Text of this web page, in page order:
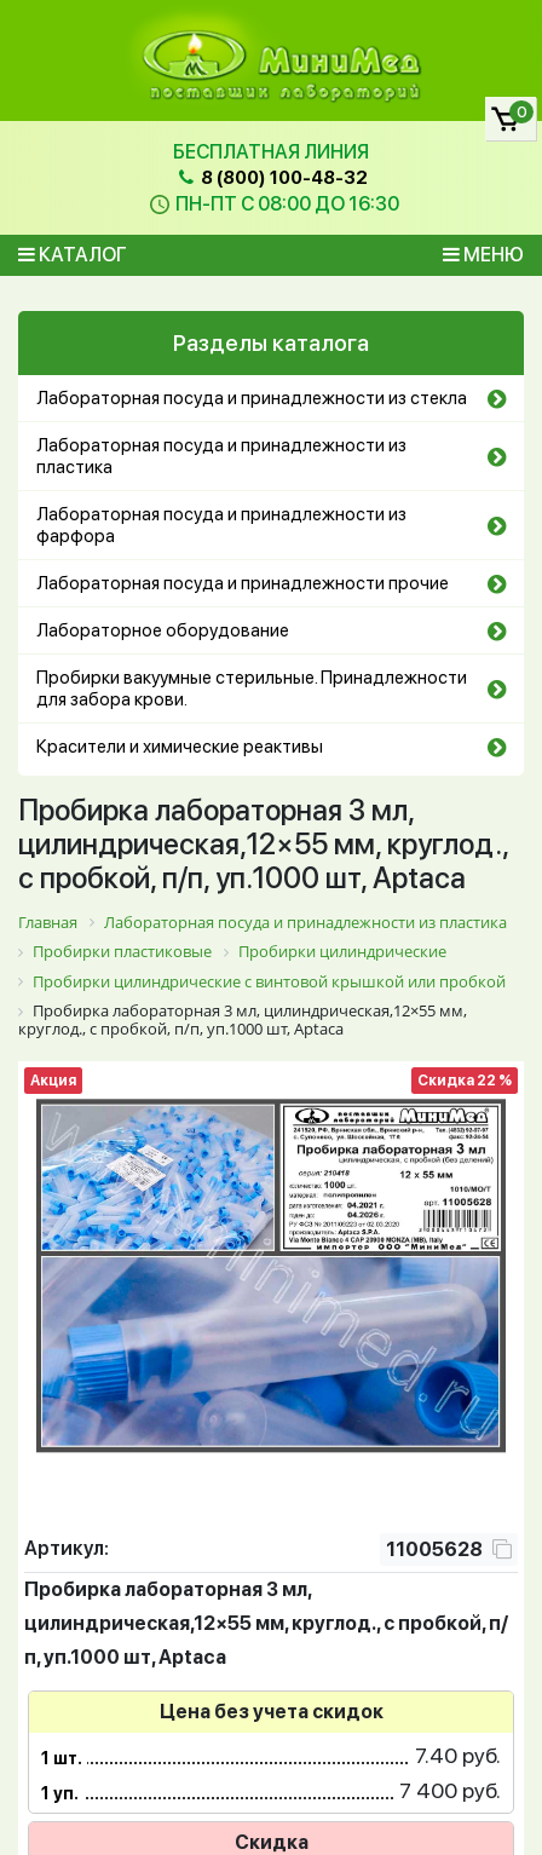
БЕСПЛАТНАЯ ЛИНИЯ
8 (800) 100-48-32
ПН-ПТ С 08:00 ДО 16:30
КАТАЛОГ МЕНЮ
0
Разделы каталога
Лабораторная посуда и принадлежности из стекла
Лабораторная посуда и принадлежности из
пластика
Лабораторная посуда и принадлежности из
фарфора
Лабораторная посуда и принадлежности прочие
Лабораторное оборудование
Пробирки вакуумные стерильные. Принадлежности
для забора крови.
Красители и химические реактивы
Пробирка лабораторная 3 мл,
цилиндрическая,12×55 мм, круглод.,
с пробкой, п/п, уп.1000 шт, Aptaca
Главная
Лабораторная посуда и принадлежности из пластика
Пробирки пластиковые
Пробирки цилиндрические
Пробирки цилиндрические с винтовой крышкой или пробкой
Пробирка лабораторная 3 мл, цилиндрическая,12×55 мм,
круглод., с пробкой, п/п, уп.1000 шт, Aptaca
Акция Скидка 22 %
Артикул:
11005628
Пробирка лабораторная 3 мл,
цилиндрическая,12×55 мм, круглод., с пробкой, п/
п, уп.1000 шт, Aptaca
Цена без учета скидок
1 шт. 7.40 руб.
1 уп. 7 400 руб.
Скидка